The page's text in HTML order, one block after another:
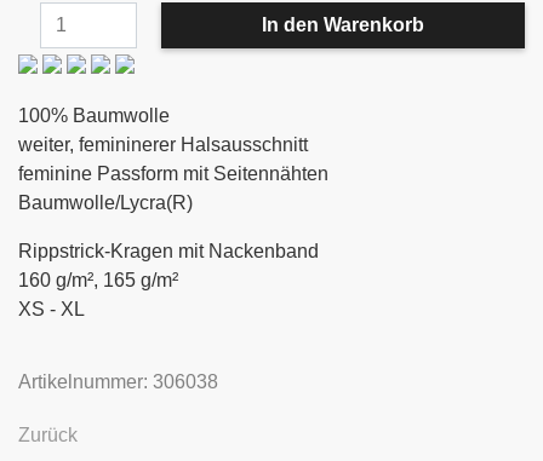
100% Baumwolle
weiter, femininerer Halsausschnitt
feminine Passform mit Seitennähten
Baumwolle/Lycra(R)
Rippstrick-Kragen mit Nackenband
160 g/m², 165 g/m²
XS - XL
Artikelnummer: 306038
Zurück